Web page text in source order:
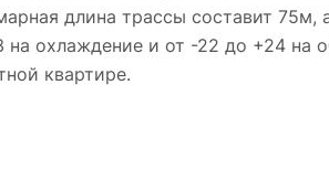
длина трассы составит
охлаждение и от -22 до +24 на
квартире.